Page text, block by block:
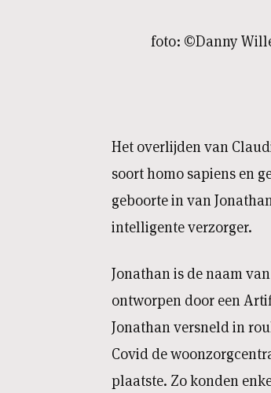
foto: ©Danny
Het overlijden van
soort homo sapiens en
geboorte in van
intelligente verzorger.
Jonathan is de naam
ontworpen door een
Jonathan versneld in
Covid de
plaatste. Zo konden